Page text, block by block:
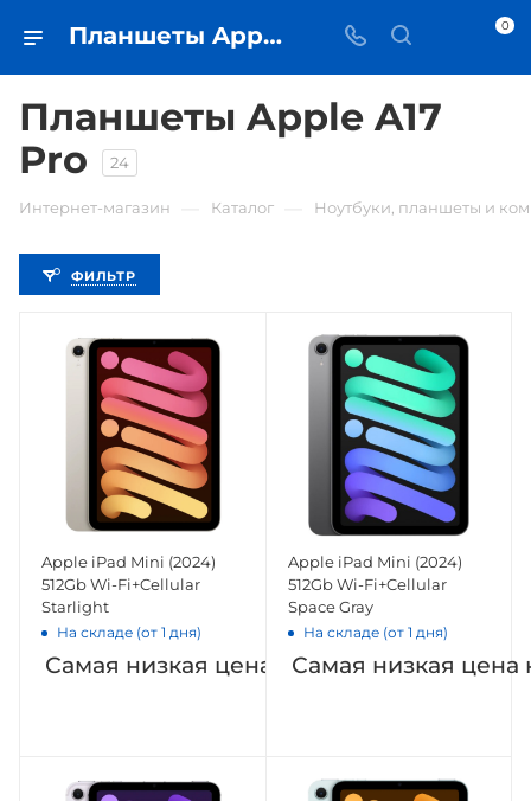
Планшеты Apple A17 Pro - купить планшет в Самаре - iЧехол 0
Планшеты Apple A17
Pro
24
Интернет-магазин Каталог Ноутбуки, планшеты и
ФИЛЬТР
Apple iPad Mini (2024)
512Gb Wi-Fi+Cellular
Starlight
На складе (от 1 дня)
Самая низкая цена на Яндекс.Маркете
Apple iPad Mini (2024)
512Gb Wi-Fi+Cellular
Space Gray
На складе (от 1 дня)
Самая низкая цена